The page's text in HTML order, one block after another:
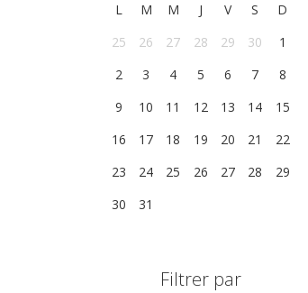
L M M J V S
D
25
26 27 28 29 30
1
2
3 4 5 6 7
8
9
10 11 12 13 14
15
16
17 18 19 20 21
22
23
24 25 26 27 28
29
30
31
Filtrer par